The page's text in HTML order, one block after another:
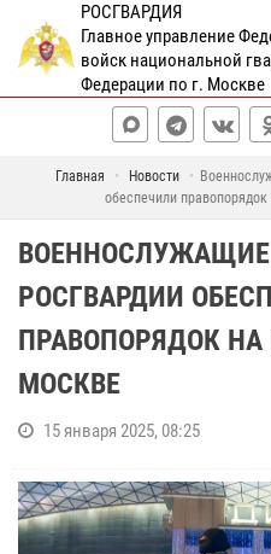
РОСГВАРДИЯ
Главное управление
войск национальной
Федерации по г. Москве
Главная Новости
обеспечили
РОСГВАРДИИ
ПРАВОПОРЯДОК НА
МОСКВЕ
15 января 2025, 08:25